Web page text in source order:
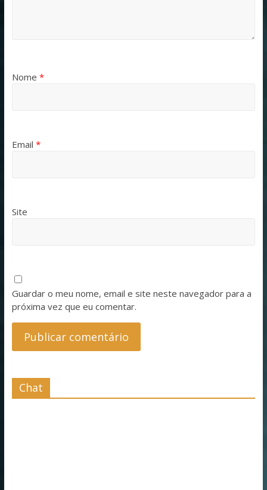
Nome *
Email *
Site
Guardar o meu nome, email e site neste navegador para a
próxima vez que eu comentar.
Chat